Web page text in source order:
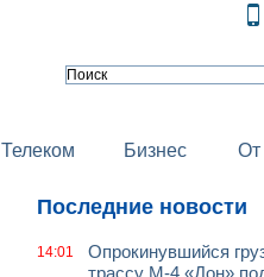
Телеком Бизнес От
Последние новости
14:01
Опрокинувшийся
трассу М-4 «Дон»